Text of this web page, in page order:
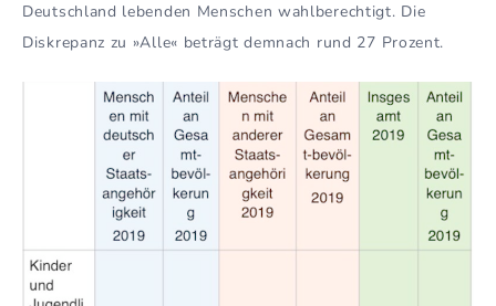
Deutschland lebenden Menschen wahlberechtigt. Die
Diskrepanz zu »Alle« beträgt demnach rund 27 Prozent.